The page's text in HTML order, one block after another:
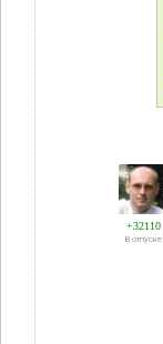
+32110
В отпуске